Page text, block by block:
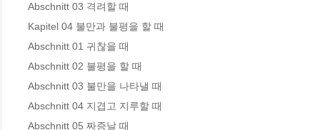
Abschnitt 03 격려할 때
Kapitel 04 불만과 불평을 할 때
Abschnitt 01 귀찮을 때
Abschnitt 02 불평을 할 때
Abschnitt 03 불만을 나타낼 때
Abschnitt 04 지겹고 지루할 때
Abschnitt 05 짜증날 때